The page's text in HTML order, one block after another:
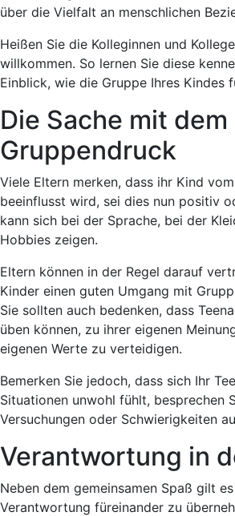
über die Vielfalt an menschlichen
Heißen Sie die Kolleginnen und
willkommen. So lernen Sie diese
Einblick, wie die Gruppe Ihres Kindes
Die Sache mit dem
Gruppendruck
Viele Eltern merken, dass ihr Kind
beeinflusst wird, sei dies nun positiv
kann sich bei der Sprache, bei der
Hobbies zeigen.
Eltern können in der Regel darauf
Kinder einen guten Umgang mit
Sie sollten auch bedenken, dass
üben können, zu ihrer eigenen
eigenen Werte zu verteidigen.
Bemerken Sie jedoch, dass sich Ihr
Situationen unwohl fühlt, besprechen
Versuchungen oder Schwierigkeiten
Verantwortung in
Neben dem gemeinsamen Spaß gilt
Verantwortung füreinander zu